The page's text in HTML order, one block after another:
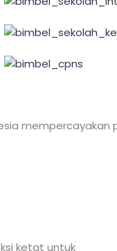
mempercayakan
ketat untuk